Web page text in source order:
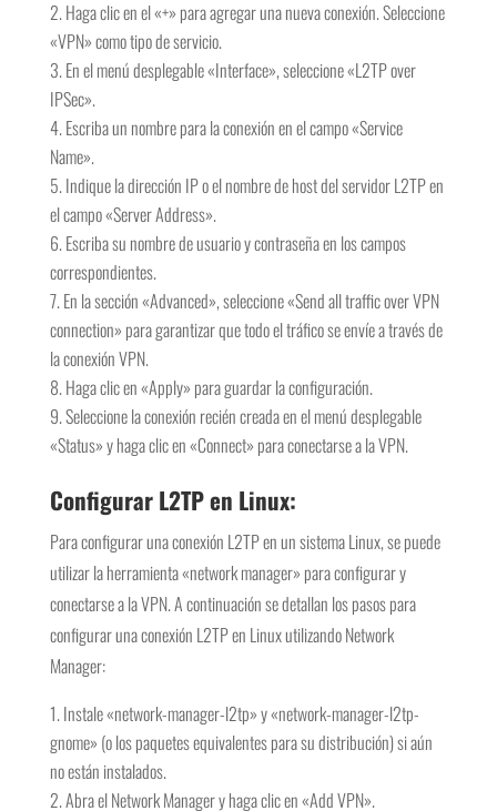
Haga clic en el «+» para agregar una nueva conexión. Seleccione
«VPN» como tipo de servicio.
En el menú desplegable «Interface», seleccione «L2TP over
IPSec».
Escriba un nombre para la conexión en el campo «Service
Name».
Indique la dirección IP o el nombre de host del servidor L2TP en
el campo «Server Address».
Escriba su nombre de usuario y contraseña en los campos
correspondientes.
En la sección «Advanced», seleccione «Send all traffic over VPN
connection» para garantizar que todo el tráfico se envíe a través de
la conexión VPN.
Haga clic en «Apply» para guardar la configuración.
Seleccione la conexión recién creada en el menú desplegable
«Status» y haga clic en «Connect» para conectarse a la VPN.
Configurar L2TP en Linux:
Para configurar una conexión L2TP en un sistema Linux, se puede
utilizar la herramienta «network manager» para configurar y
conectarse a la VPN. A continuación se detallan los pasos para
configurar una conexión L2TP en Linux utilizando Network
Manager:
Instale «network-manager-l2tp» y «network-manager-l2tp-
gnome» (o los paquetes equivalentes para su distribución) si aún
no están instalados.
Abra el Network Manager y haga clic en «Add VPN».